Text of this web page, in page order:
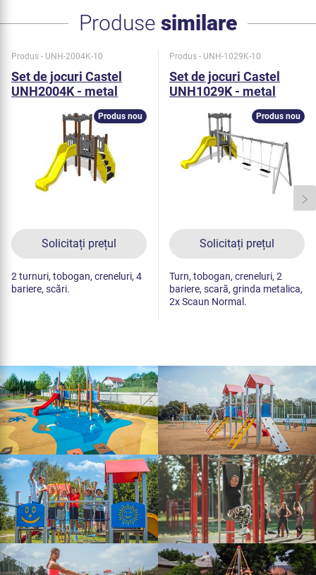
Produse similare
Produs - UNH-2004K-10
Set de jocuri Castel
UNH2004K - metal
Solicitați prețul
Produs nou
2 turnuri, tobogan, creneluri, 4
bariere, scări.
Produs - UNH-1029K-10
Set de jocuri Castel
UNH1029K - metal
Solicitați prețul
Produs nou
Turn, tobogan, creneluri, 2
bariere, scară, grinda metalica,
2x Scaun Normal.